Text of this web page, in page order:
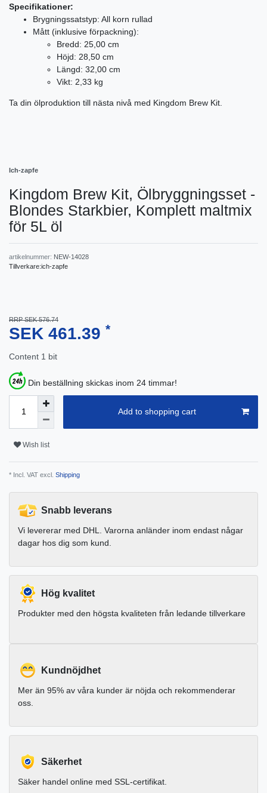
Specifikationer:
Brygningssatstyp: All korn rullad
Mått (inklusive förpackning):
Bredd: 25,00 cm
Höjd: 28,50 cm
Längd: 32,00 cm
Vikt: 2,33 kg
Ta din ölproduktion till nästa nivå med Kingdom Brew Kit.
Ich-zapfe
Kingdom Brew Kit, Ölbryggningsset -
Blondes Starkbier, Komplett maltmix
för 5L öl
artikelnummer: NEW-14028
Tillverkare:ich-zapfe
RRP SEK 576.74
SEK 461.39 *
Content 1 bit
Din beställning skickas inom 24 timmar!
Add to shopping cart
Wish list
* Incl. VAT excl. Shipping
Snabb leverans
Vi levererar med DHL. Varorna anländer inom endast någar
dagar hos dig som kund.
Hög kvalitet
Produkter med den högsta kvaliteten från ledande tillverkare
Kundnöjdhet
Mer än 95% av våra kunder är nöjda och rekommenderar
oss.
Säkerhet
Säker handel online med SSL-certifikat.